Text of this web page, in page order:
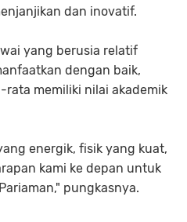
dan inovatif.
yang berusia relatif
dengan baik,
rata memiliki nilai akademik
energik, fisik yang kuat,
kami ke depan untuk
pungkasnya.